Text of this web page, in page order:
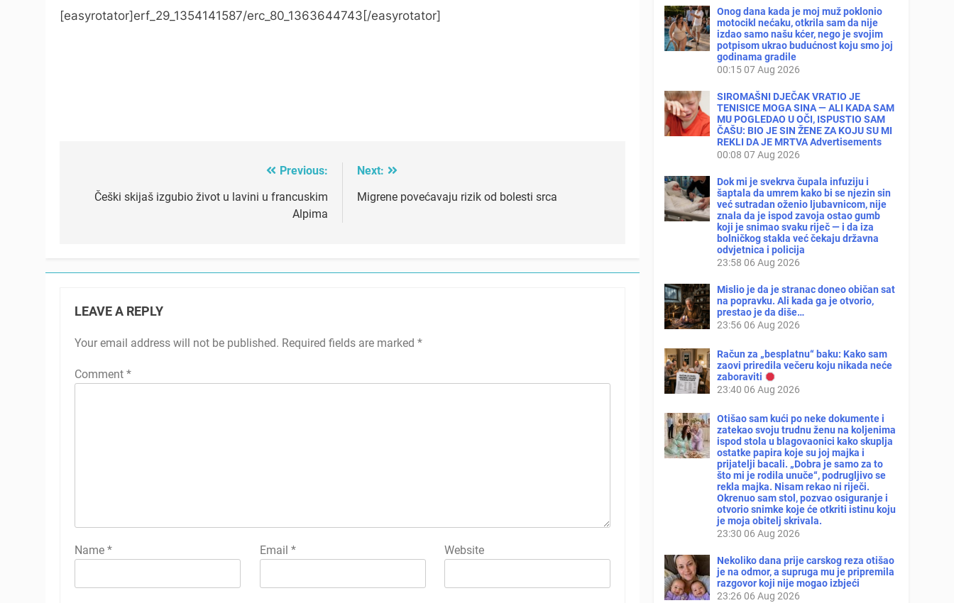
[easyrotator]erf_29_1354141587/erc_80_1363644743[/easyrotator]
navigation
Previous:
Češki skijaš izgubio život u lavini u francuskim
Alpima
Next:
Migrene povećavaju rizik od bolesti srca
LEAVE A REPLY
Your email address will not be published. Required fields are marked *
Comment *
Name * Email * Website
Onog dana kada je moj muž poklonio
motocikl nećaku, otkrila sam da nije
izdao samo našu kćer, nego je svojim
potpisom ukrao budućnost koju smo joj
godinama gradile
00:15 07 Aug 2026
SIROMAŠNI DJEČAK VRATIO JE
TENISICE MOGA SINA — ALI KADA SAM
MU POGLEDAO U OČI, ISPUSTIO SAM
ČAŠU: BIO JE SIN ŽENE ZA KOJU SU MI
REKLI DA JE MRTVA Advertisements
00:08 07 Aug 2026
Dok mi je svekrva čupala infuziju i
šaptala da umrem kako bi se njezin sin
već sutradan oženio ljubavnicom, nije
znala da je ispod zavoja ostao gumb
koji je snimao svaku riječ — i da iza
bolničkog stakla već čekaju državna
odvjetnica i policija
23:58 06 Aug 2026
Mislio je da je stranac doneo običan sat
na popravku. Ali kada ga je otvorio,
prestao je da diše…
23:56 06 Aug 2026
Račun za „besplatnu“ baku: Kako sam
zaovi priredila večeru koju nikada neće
zaboraviti
23:40 06 Aug 2026
Otišao sam kući po neke dokumente i
zatekao svoju trudnu ženu na koljenima
ispod stola u blagovaonici kako skuplja
ostatke papira koje su joj majka i
prijatelji bacali. „Dobra je samo za to
što mi je rodila unuče“, podrugljivo se
rekla majka. Nisam rekao ni riječi.
Okrenuo sam stol, pozvao osiguranje i
otvorio snimke koje će otkriti istinu koju
je moja obitelj skrivala.
23:30 06 Aug 2026
Nekoliko dana prije carskog reza otišao
je na odmor, a supruga mu je pripremila
razgovor koji nije mogao izbjeći
23:26 06 Aug 2026